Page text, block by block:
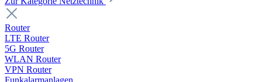
Router
LTE Router
5G Router
WLAN Router
VPN Router
Funkalarmanlagen